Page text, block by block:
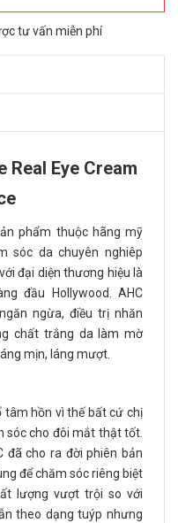
tư vấn miễn phí
Real Eye Cream
phẩm thuộc hãng mỹ
sóc da chuyên nghiêp
đại diện thương hiệu là
đầu Hollywood. AHC
ngừa, điều trị nhăn
chất trắng da làm mờ
mịn, láng mượt.
hồn vì thế bất cứ chị
sóc cho đôi mắt thật tốt.
đã cho ra đời phiên bản
để chăm sóc riêng biệt
lượng vượt trội so với
theo dạng tuýp nhưng